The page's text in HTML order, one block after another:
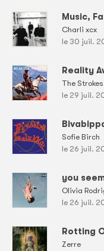
Music,
Charli xcx
le 30 juil.
Reality
The Strokes
le 29 juil.
Sofie Birch
le 26 juil.
you
Olivia
le 26 juil.
Rotting
Zerre